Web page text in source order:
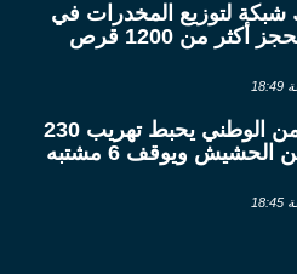
شبكة لتوزيع المخدرات في
أكجوجت ويحجز أكثر من 1200 قرص
باسكنو : الأمن الوطني يحبط تهريب 230
كيلوغراما من الحشيش ويوقف 6 مشتبه